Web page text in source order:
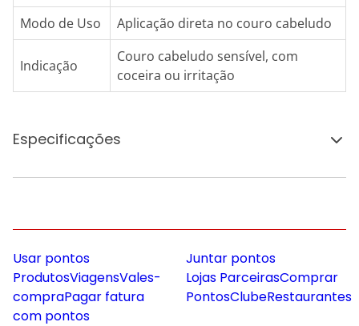
Modo de Uso Aplicação direta no couro cabeludo
Indicação
Couro cabeludo sensível, com
coceira ou irritação
Especificações
Usar pontos
ProdutosViagensVales-
compraPagar fatura
com pontos
Juntar pontos
Lojas ParceirasComprar
PontosClubeRestaurantes